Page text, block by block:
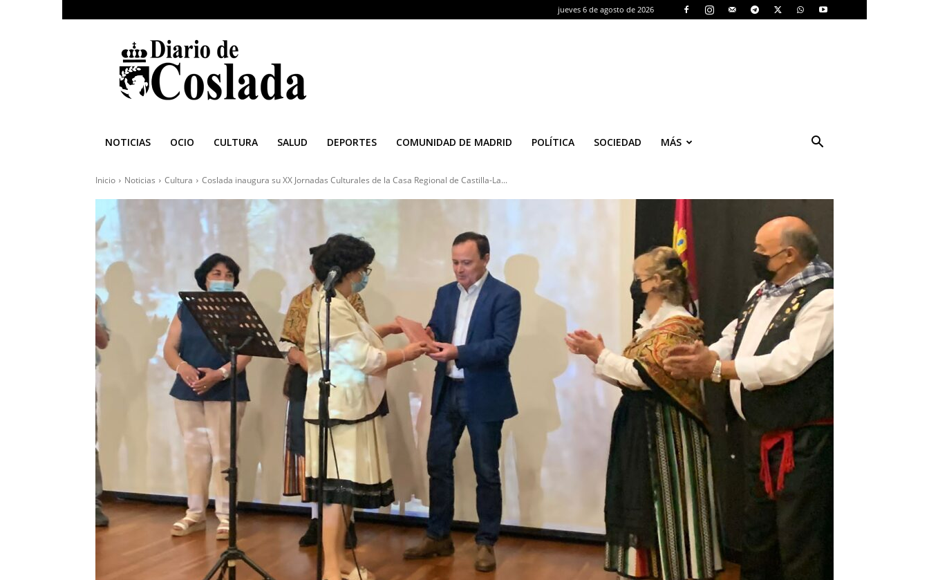
jueves 6 de agosto de 2026
Diario
de
Coslada
NOTICIAS OCIO CULTURA SALUD DEPORTES COMUNIDAD DE MADRID POLÍTICA SOCIEDAD MÁS
Inicio Noticias Cultura Coslada inaugura su XX Jornadas Culturales de la Casa Regional de Castilla-La...